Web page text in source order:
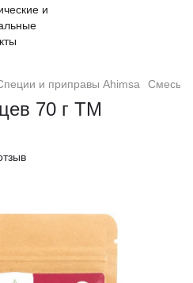
и приправы Ahimsa Смесь
70 г TM